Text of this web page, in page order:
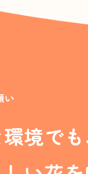
い
境でも